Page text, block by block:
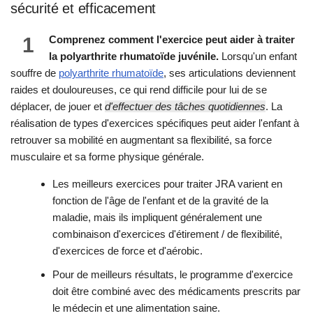
sécurité et efficacement
1
Comprenez comment l'exercice peut aider à traiter
la polyarthrite rhumatoïde juvénile. Lorsqu'un enfant
souffre de polyarthrite rhumatoïde, ses articulations deviennent
raides et douloureuses, ce qui rend difficile pour lui de se
déplacer, de jouer et d'effectuer des tâches quotidiennes. La
réalisation de types d'exercices spécifiques peut aider l'enfant à
retrouver sa mobilité en augmentant sa flexibilité, sa force
musculaire et sa forme physique générale.
Les meilleurs exercices pour traiter JRA varient en
fonction de l'âge de l'enfant et de la gravité de la
maladie, mais ils impliquent généralement une
combinaison d'exercices d'étirement / de flexibilité,
d'exercices de force et d'aérobic.
Pour de meilleurs résultats, le programme d'exercice
doit être combiné avec des médicaments prescrits par
le médecin et une alimentation saine.